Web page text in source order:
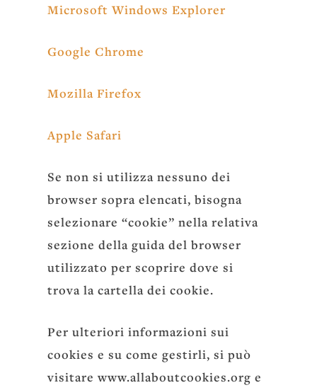
Microsoft Windows Explorer
Google Chrome
Mozilla Firefox
Apple Safari
Se non si utilizza nessuno dei
browser sopra elencati, bisogna
selezionare “cookie” nella relativa
sezione della guida del browser
utilizzato per scoprire dove si
trova la cartella dei cookie.
Per ulteriori informazioni sui
cookies e su come gestirli, si può
visitare www.allaboutcookies.org e